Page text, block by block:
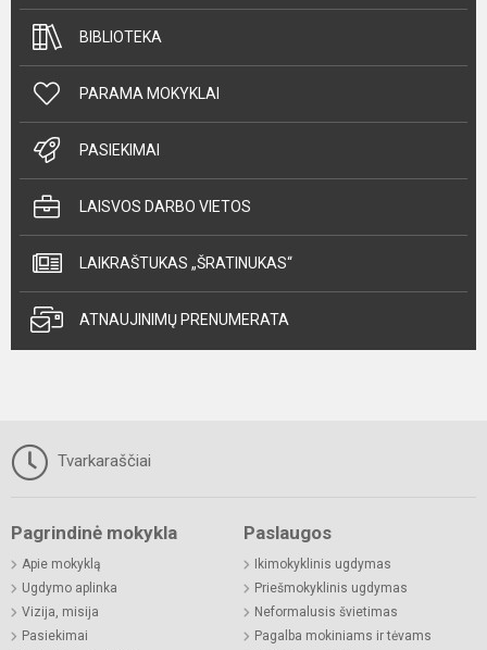
BIBLIOTEKA
PARAMA MOKYKLAI
PASIEKIMAI
LAISVOS DARBO VIETOS
LAIKRAŠTUKAS „ŠRATINUKAS“
ATNAUJINIMŲ PRENUMERATA
Tvarkaraščiai
Pagrindinė mokykla
Apie mokyklą
Ugdymo aplinka
Vizija, misija
Pasiekimai
Paslaugos
Ikimokyklinis ugdymas
Priešmokyklinis ugdymas
Neformalusis švietimas
Pagalba mokiniams ir tėvams